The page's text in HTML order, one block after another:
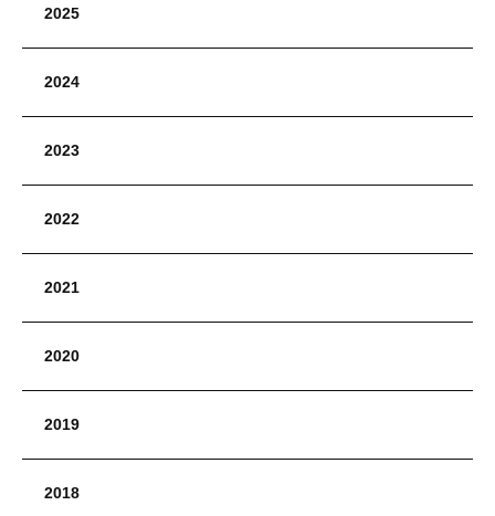
2025
2024
2023
2022
2021
2020
2019
2018